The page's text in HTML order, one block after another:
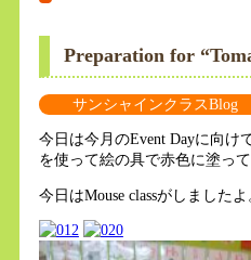
Preparation for
サンシャインクラスBlog
今日は今月のEvent Dayに向け
を使って絵の具で赤色に塗って
今日はMouse classがしましたよ